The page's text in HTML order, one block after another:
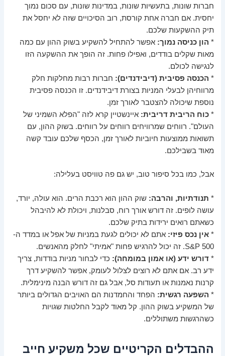
חברות שונות, בתעשיות שונות, במדינות שונות, עם סכום נמוך
יחסית. אם חברה אחת קורסת, רוב הסיכויים שזה לא יחסל את
תיק ההשקעות שלכם.
* הון כניסה נמוך: אפשר להתחיל להשקיע בשוק ההון עם כמה
מאות שקלים בודדים, ואפילו פחות. זה הופך את ההשקעה הזו
לנגישה לכולם.
* הכנסה פסיבית (דיבידנדים): חברות רבות מחלקות חלק
מרווחיהן לבעלי המניות בצורת דיבידנדים. זו הכנסה פסיבית
נוספת שיכולה להצטבר לאורך זמן.
*כוח הריבית דריבית: איינשטיין קרא לזה "הפלא השמיני של
העולם". רווחים שמרוויחים רווחים על רווחים. בשוק ההון, עם
תשואות ממוצעות חיוביות לאורך זמן, הכסף שלכם עובד קשה
מאוד בשבילכם.
אבל, כמו בכל סיפור טוב, יש גם פה טוויסט בעלילה:
* תנודתיות, והרבה: שוק ההון הוא רכבת הרים. הוא עולה, יורד,
עושה לופים. זה דורש אורך רוח, סבלנות, ויכולת לא להיבהל
כשאתם רואים ירידות בתיק שלכם.
*אין נכס פיזי: אתם לא יכולים לגעת במניות של אפל או במדד ה-
S&P 500. זה יכול להרגיש פחות "אמיתי" לחלק מהאנשים.
*דורש ידע (או אמון במומחה): כדי לבחור מניות בודדות, צריך
ידע רב. אם אתם לא רוצים לצלול לעומק, אפשר להשקיע דרך
קרנות נאמנות או תעודות סל, אבל גם זה דורש הבנה מינימלית.
* השפעה רגשית: הפחד והחמדנות הם האויבים הגדולים ביותר
של המשקיע בשוק ההון. קל מאוד לקבל החלטות שגויות
כשהרגשות משתוללים.
ההבדלים הקריטיים שכל משקיע חייב